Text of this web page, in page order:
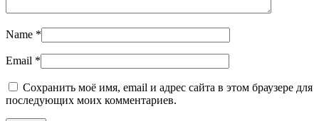
Name *
Email *
Сохранить моё имя, email и адрес сайта в этом браузере для
последующих моих комментариев.